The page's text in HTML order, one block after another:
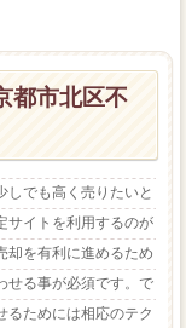
都市北区不
しでも高く売りたいと
サイトを利用するのが
却を有利に進めるため
せる事が必須です。で
るためには相応のテク